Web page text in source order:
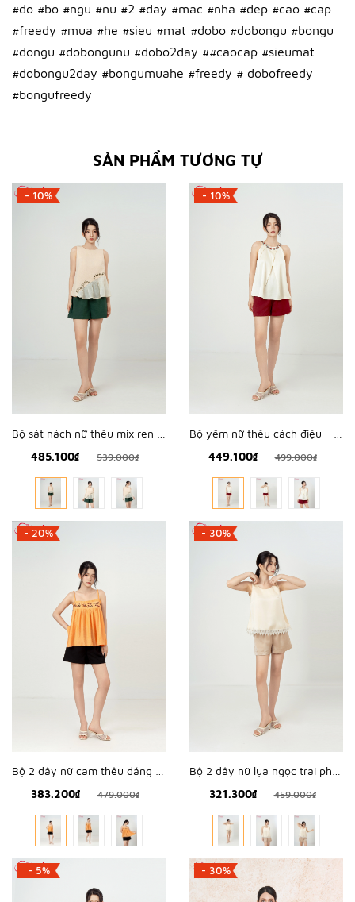
#do #bo #ngu #nu #2 #day #mac #nha #dep #cao #cap
#freedy #mua #he #sieu #mat #dobo #dobongu #bongu
#dongu #dobongunu #dobo2day ##caocap #sieumat
#dobongu2day #bongumuahe #freedy # dobofreedy
#bongufreedy
SẢN PHẨM TƯƠNG TỰ
- 10%
485.100₫
539.000₫
- 10%
449.100₫
499.000₫
- 20%
383.200₫
479.000₫
- 30%
321.300₫
459.000₫
- 5% - 30%